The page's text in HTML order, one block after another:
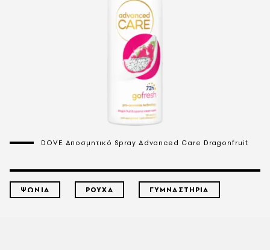
DOVE Αποσμητικό Spray Advanced Care Dragonfruit
ΨΩΝΙΑ ΡΟΥΧΑ ΓΥΜΝΑΣΤΗΡΙΑ